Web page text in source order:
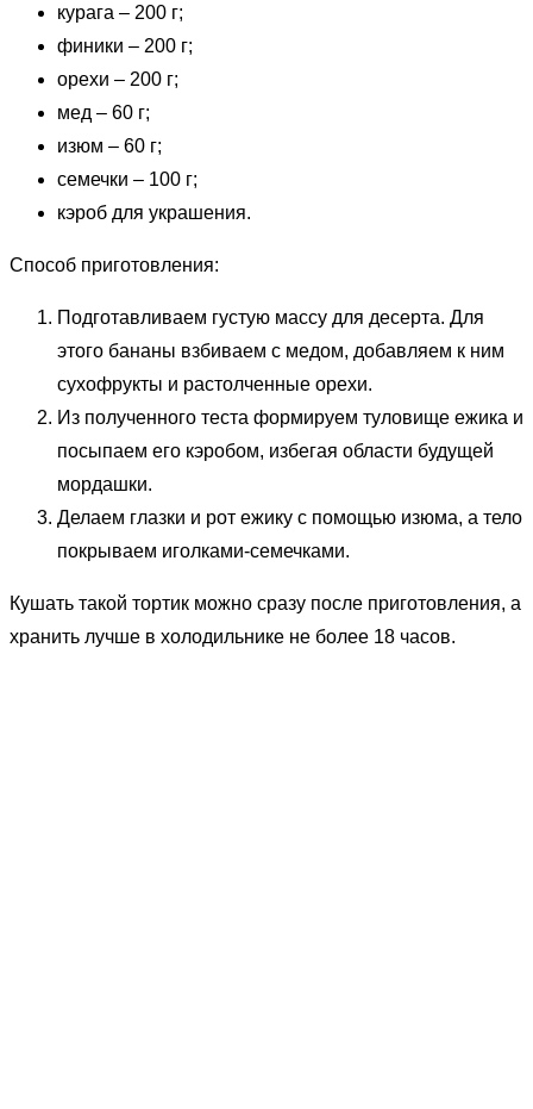
курага – 200 г;
финики – 200 г;
орехи – 200 г;
мед – 60 г;
изюм – 60 г;
семечки – 100 г;
кэроб для украшения.
Способ приготовления:
Подготавливаем густую массу для десерта. Для
этого бананы взбиваем с медом, добавляем к ним
сухофрукты и растолченные орехи.
Из полученного теста формируем туловище ежика и
посыпаем его кэробом, избегая области будущей
мордашки.
Делаем глазки и рот ежику с помощью изюма, а тело
покрываем иголками-семечками.
Кушать такой тортик можно сразу после приготовления, а
хранить лучше в холодильнике не более 18 часов.